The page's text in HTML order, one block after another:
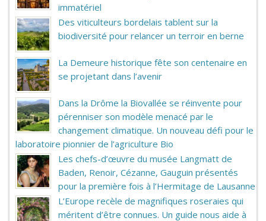
immatériel
Des viticulteurs bordelais tablent sur la
biodiversité pour relancer un terroir en berne
La Demeure historique fête son centenaire en
se projetant dans l’avenir
Dans la Drôme la Biovallée se réinvente pour
pérenniser son modèle menacé par le
changement climatique. Un nouveau défi pour le
laboratoire pionnier de l’agriculture Bio
Les chefs-d’œuvre du musée Langmatt de
Baden, Renoir, Cézanne, Gauguin présentés
pour la première fois à l’Hermitage de Lausanne
L’Europe recèle de magnifiques roseraies qui
méritent d’être connues. Un guide nous aide à